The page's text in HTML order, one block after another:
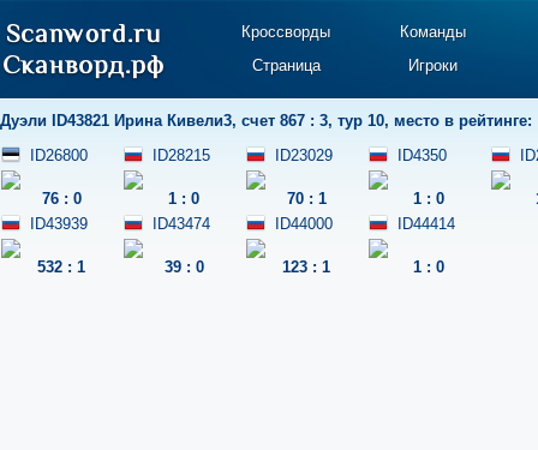
Кроссворды
Команды
Страница
Игроки
Дуэли ID43821 Ирина Кивели3, счет 867 : 3, тур 10, место в рейтинге:
ID26800
76: 0
ID28215
1 : 0
ID23029
70: 1
ID4350
1 : 0
ID43939
532 : 1
ID43474
39: 0
ID44000
123 : 1
ID44414
1 : 0